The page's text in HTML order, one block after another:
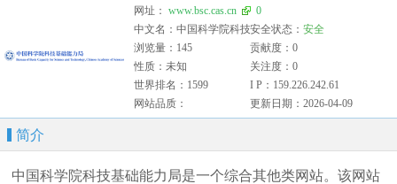
网址： www.bsc.cas.cn
0
中文名：中国科学院科技基础能力局
安全状态：安全
浏览量：145
贡献度：0
性质：未知
关注度：0
世界排名：1599
I P：159.226.242.61
网站品质：
更新日期：2026-04-09
简介
中国科学院科技基础能力局是一个综合其他类网站。该网站